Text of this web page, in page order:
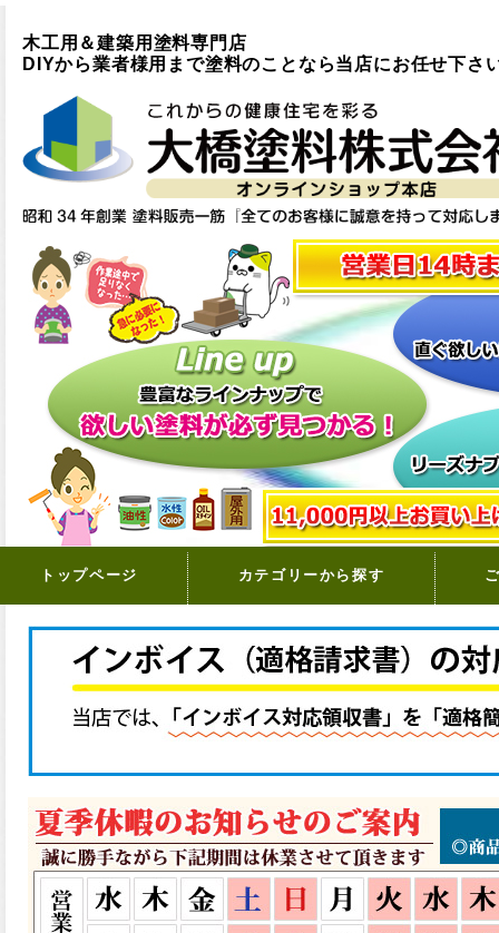
木工用＆建築用塗料専門店
DIYから業者様用まで塗料のことなら当店にお任せ下さ
トップページ カテゴリーから探す